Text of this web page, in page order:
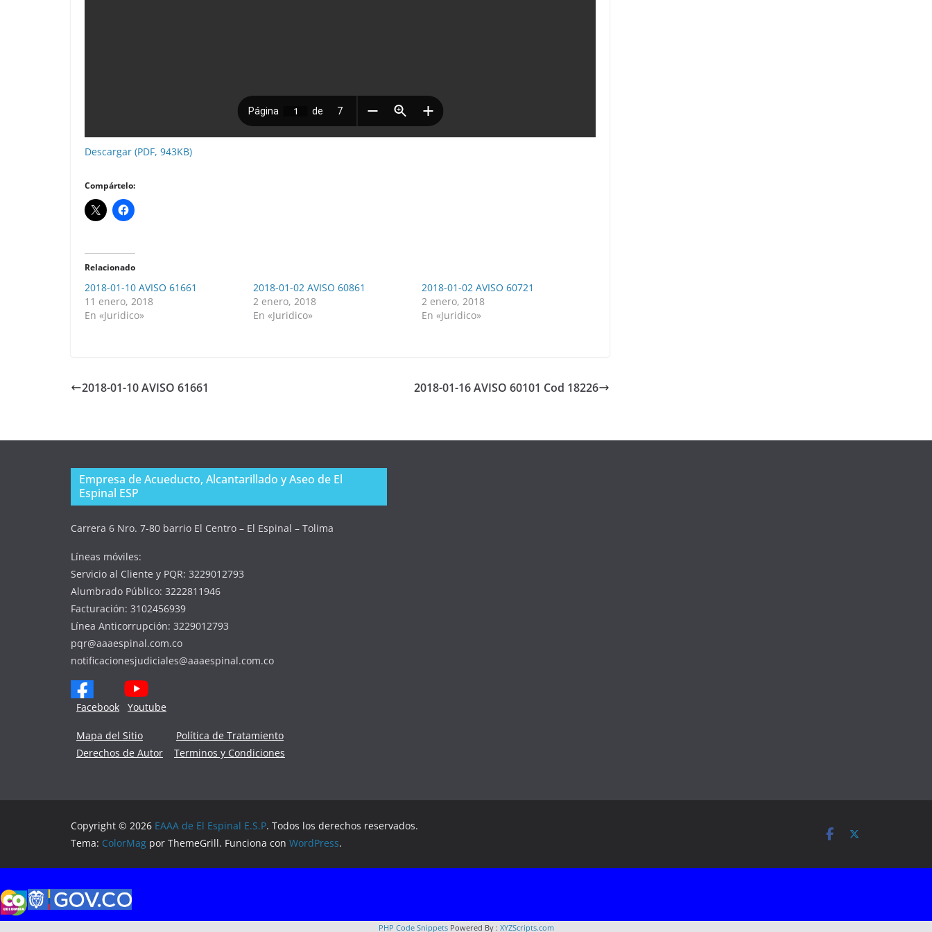
Descargar (PDF, 943KB)
Compártelo:
Relacionado
2018-01-10 AVISO 61661
11 enero, 2018
En «Juridico»
2018-01-02 AVISO 60861
2 enero, 2018
En «Juridico»
2018-01-02 AVISO 60721
2 enero, 2018
En «Juridico»
2018-01-10 AVISO 61661 2018-01-16 AVISO 60101 Cod 18226
Empresa de Acueducto, Alcantarillado y Aseo de El
Espinal ESP
Carrera 6 Nro. 7-80 barrio El Centro – El Espinal – Tolima
Líneas móviles:
Servicio al Cliente y PQR: 3229012793
Alumbrado Público: 3222811946
Facturación: 3102456939
Línea Anticorrupción: 3229012793
pqr@aaaespinal.com.co
notificacionesjudiciales@aaaespinal.com.co
Facebook Youtube
Mapa del Sitio
Política de Tratamiento
Derechos de Autor
Terminos y Condiciones
Copyright © 2026 EAAA de El Espinal E.S.P. Todos los derechos reservados.
Tema: ColorMag por ThemeGrill. Funciona con WordPress.
PHP Code SnippetsPowered By : XYZScripts.com